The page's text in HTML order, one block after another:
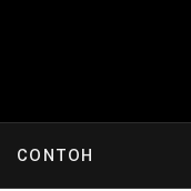
CONTOH